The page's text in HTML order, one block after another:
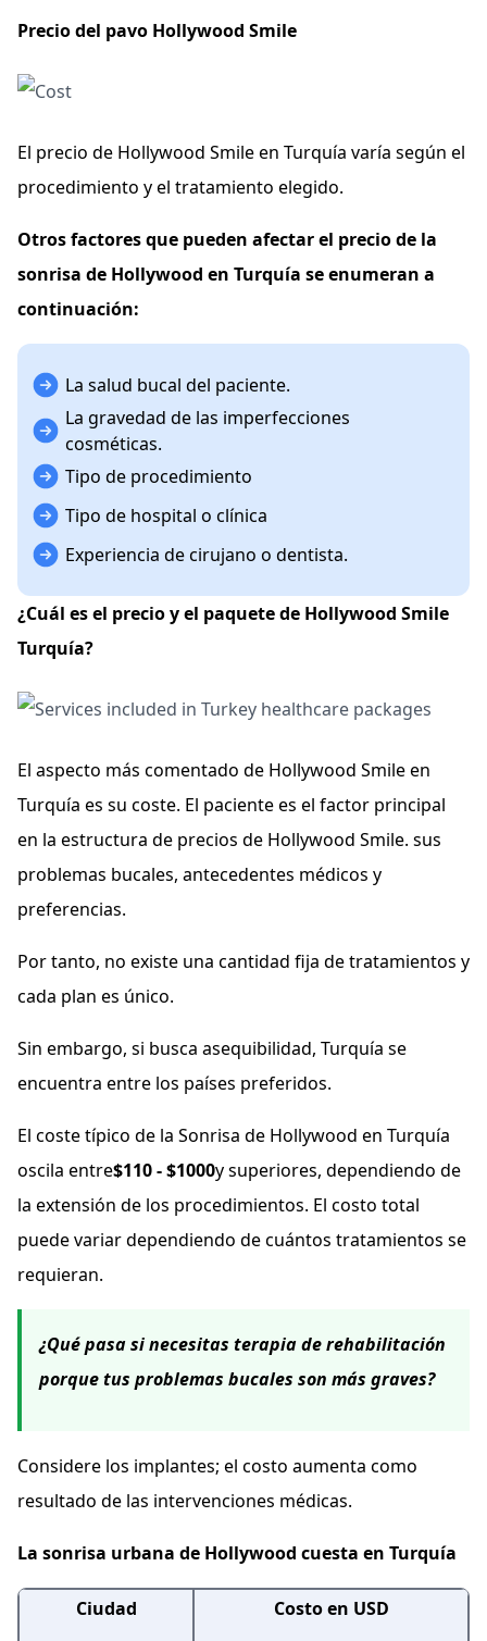
Precio del pavo Hollywood Smile
El precio de Hollywood Smile en Turquía varía según el
procedimiento y el tratamiento elegido.
Otros factores que pueden afectar el precio de la
sonrisa de Hollywood en Turquía se enumeran a
continuación:
La salud bucal del paciente.
La gravedad de las imperfecciones
cosméticas.
Tipo de procedimiento
Tipo de hospital o clínica
Experiencia de cirujano o dentista.
¿Cuál es el precio y el paquete de Hollywood Smile
Turquía?
El aspecto más comentado de Hollywood Smile en
Turquía es su coste. El paciente es el factor principal
en la estructura de precios de Hollywood Smile. sus
problemas bucales, antecedentes médicos y
preferencias.
Por tanto, no existe una cantidad fija de tratamientos y
cada plan es único.
Sin embargo, si busca asequibilidad, Turquía se
encuentra entre los países preferidos.
El coste típico de la Sonrisa de Hollywood en Turquía
oscila entre$110 - $1000y superiores, dependiendo de
la extensión de los procedimientos. El costo total
puede variar dependiendo de cuántos tratamientos se
requieran.
¿Qué pasa si necesitas terapia de rehabilitación
porque tus problemas bucales son más graves?
Considere los implantes; el costo aumenta como
resultado de las intervenciones médicas.
La sonrisa urbana de Hollywood cuesta en Turquía
Ciudad Costo en USD